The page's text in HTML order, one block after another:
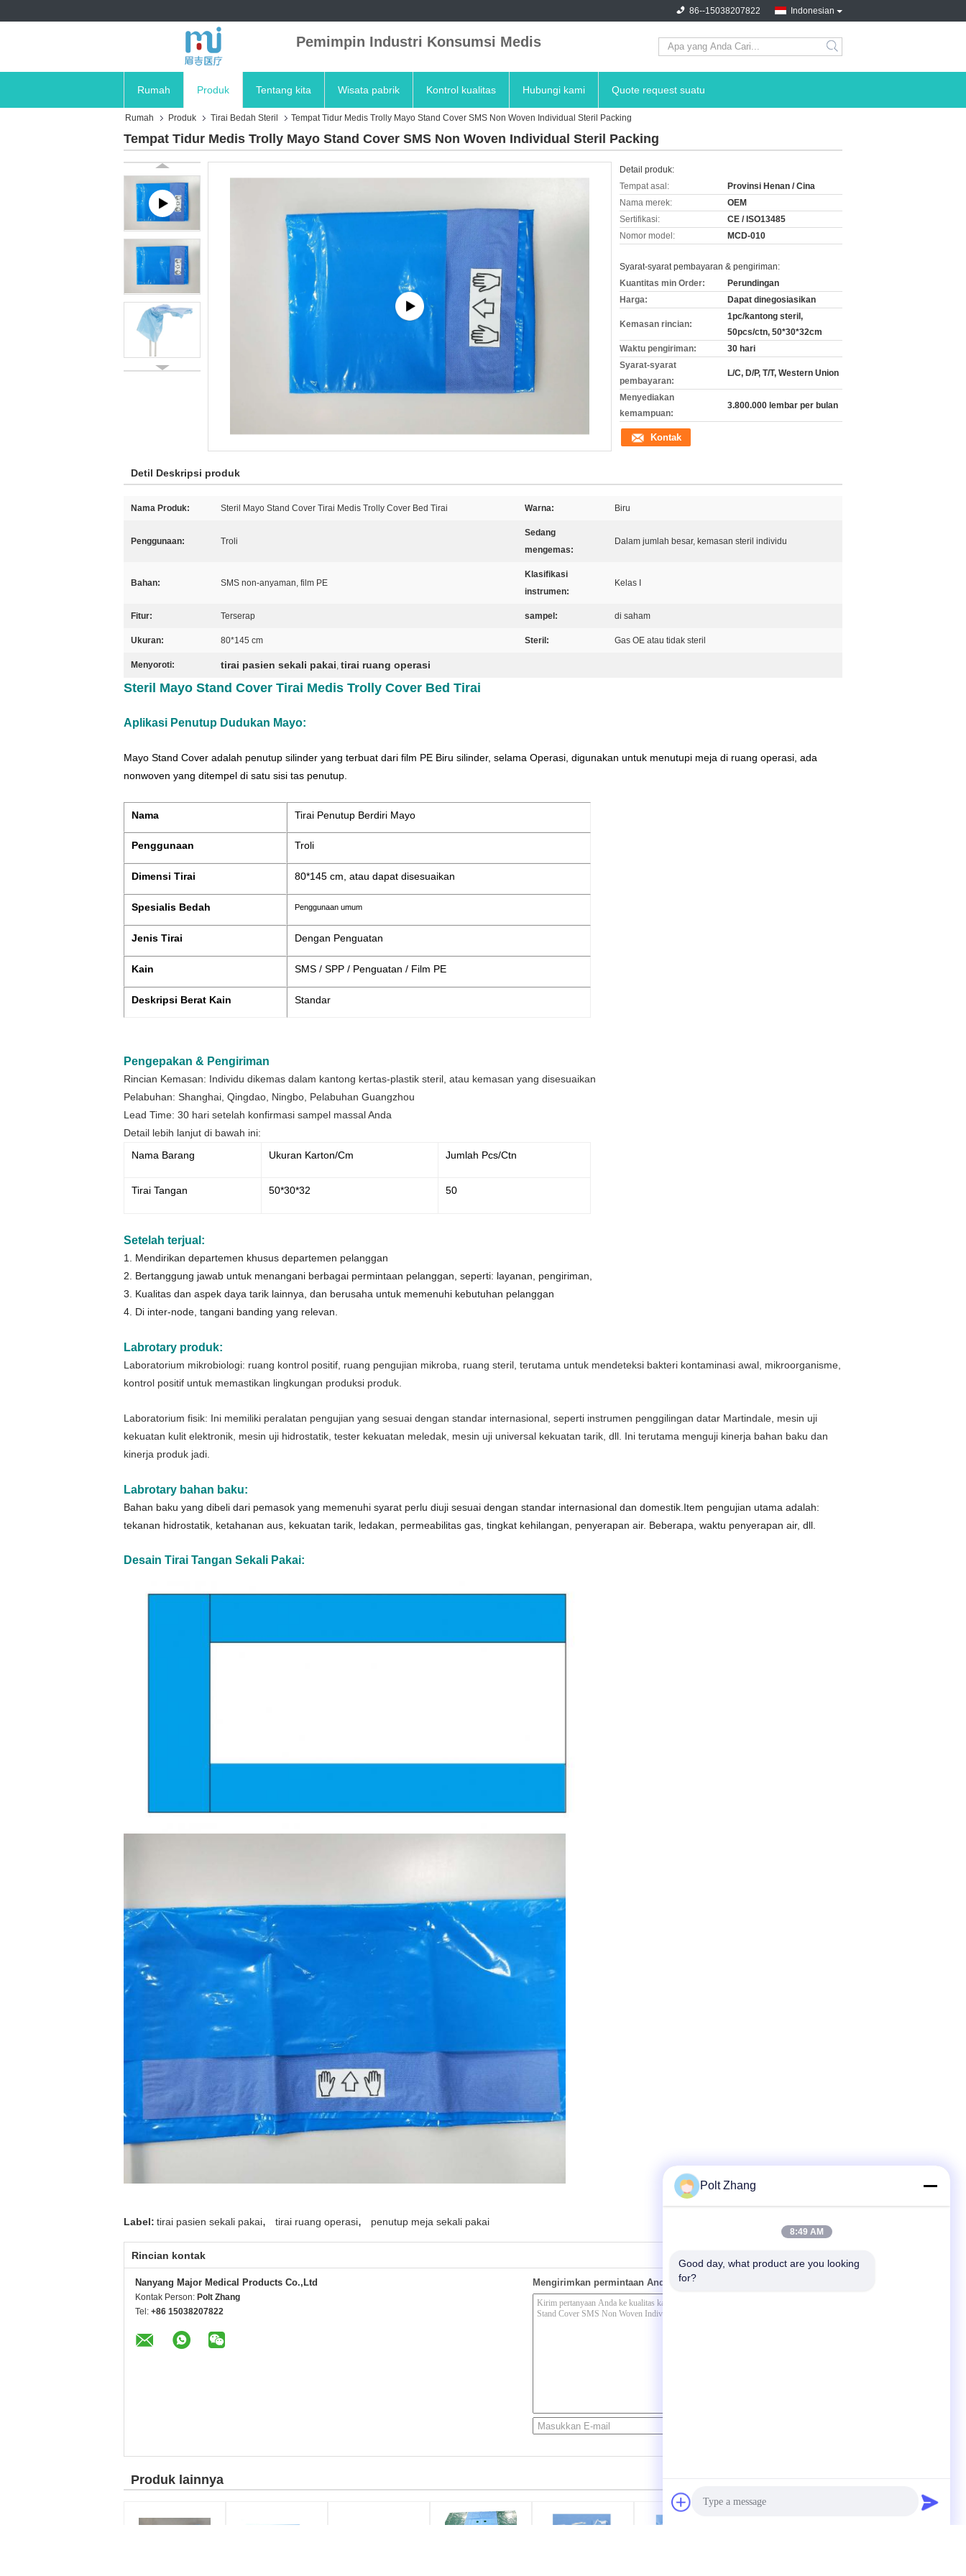
Indonesian
86--15038207822
Pemimpin Industri Konsumsi Medis
Rumah Produk Tentang kita Wisata pabrik Kontrol kualitas Hubungi kami Quote request suatu
Rumah Produk Tirai Bedah Steril Tempat Tidur Medis Trolly Mayo Stand Cover SMS Non Woven Individual Steril Packing
Tempat Tidur Medis Trolly Mayo Stand Cover SMS Non Woven Individual Steril Packing
Detail produk:
Tempat asal:
Provinsi Henan / Cina
Nama merek:
OEM
Sertifikasi:
CE / ISO13485
Nomor model:
MCD-010
Syarat-syarat pembayaran & pengiriman:
Kuantitas min Order:
Perundingan
Harga:
Dapat dinegosiasikan
Kemasan rincian:
1pc/kantong steril,
50pcs/ctn, 50*30*32cm
Waktu pengiriman:
30 hari
Syarat-syarat
pembayaran:
L/C, D/P, T/T, Western Union
Menyediakan
kemampuan:
3.800.000 lembar per bulan
Kontak
Detil Deskripsi produk
Nama Produk: Steril Mayo Stand Cover Tirai Medis Trolly Cover Bed Tirai Warna: Biru
Penggunaan: Troli
Sedang
mengemas:
Dalam jumlah besar, kemasan steril individu
Bahan: SMS non-anyaman, film PE
Klasifikasi
instrumen:
Kelas I
Fitur: Terserap sampel: di saham
Ukuran: 80*145 cm Steril: Gas OE atau tidak steril
Menyoroti: tirai pasien sekali pakai, tirai ruang operasi
Steril Mayo Stand Cover Tirai Medis Trolly Cover Bed Tirai
Aplikasi Penutup Dudukan Mayo:
Mayo Stand Cover adalah penutup silinder yang terbuat dari film PE Biru silinder, selama Operasi, digunakan untuk menutupi meja di ruang operasi, ada
nonwoven yang ditempel di satu sisi tas penutup.
Nama Tirai Penutup Berdiri Mayo
Penggunaan Troli
Dimensi Tirai 80*145 cm, atau dapat disesuaikan
Spesialis Bedah Penggunaan umum
Jenis Tirai Dengan Penguatan
Kain SMS / SPP / Penguatan / Film PE
Deskripsi Berat Kain Standar
Pengepakan & Pengiriman
Rincian Kemasan: Individu dikemas dalam kantong kertas-plastik steril, atau kemasan yang disesuaikan
Pelabuhan: Shanghai, Qingdao, Ningbo, Pelabuhan Guangzhou
Lead Time: 30 hari setelah konfirmasi sampel massal Anda
Detail lebih lanjut di bawah ini:
Nama Barang
Ukuran Karton/cm Jumlah Pcs/ctn
Tirai Tangan 50*30*32 50
Setelah terjual:
1. Mendirikan departemen khusus departemen pelanggan
2. Bertanggung jawab untuk menangani berbagai permintaan pelanggan, seperti: layanan, pengiriman,
3. Kualitas dan aspek daya tarik lainnya, dan berusaha untuk memenuhi kebutuhan pelanggan
4. Di inter-node, tangani banding yang relevan.
Labrotary produk:
Laboratorium mikrobiologi: ruang kontrol positif, ruang pengujian mikroba, ruang steril, terutama untuk mendeteksi bakteri kontaminasi awal, mikroorganisme,
kontrol positif untuk memastikan lingkungan produksi produk.
Laboratorium fisik: Ini memiliki peralatan pengujian yang sesuai dengan standar internasional, seperti instrumen penggilingan datar Martindale, mesin uji
kekuatan kulit elektronik, mesin uji hidrostatik, tester kekuatan meledak, mesin uji universal kekuatan tarik, dll. Ini terutama menguji kinerja bahan baku dan
kinerja produk jadi.
Labrotary bahan baku:
Bahan baku yang dibeli dari pemasok yang memenuhi syarat perlu diuji sesuai dengan standar internasional dan domestik.Item pengujian utama adalah:
tekanan hidrostatik, ketahanan aus, kekuatan tarik, ledakan, permeabilitas gas, tingkat kehilangan, penyerapan air. Beberapa, waktu penyerapan air, dll.
Desain Tirai Tangan Sekali Pakai:
Label: tirai pasien sekali pakai, tirai ruang operasi, penutup meja sekali pakai
Rincian kontak
Nanyang Major Medical Products Co.,Ltd
Kontak Person: Polt Zhang
Tel: +86 15038207822
Mengirimkan permintaan Anda secara langsung kepada kami
Produk lainnya
Polt Zhang
8:49 AM
Good day, what product are you looking
for?